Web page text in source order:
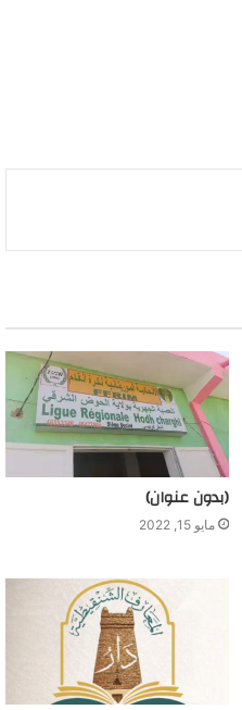
(بدون عنوان)
مايو 15, 2022